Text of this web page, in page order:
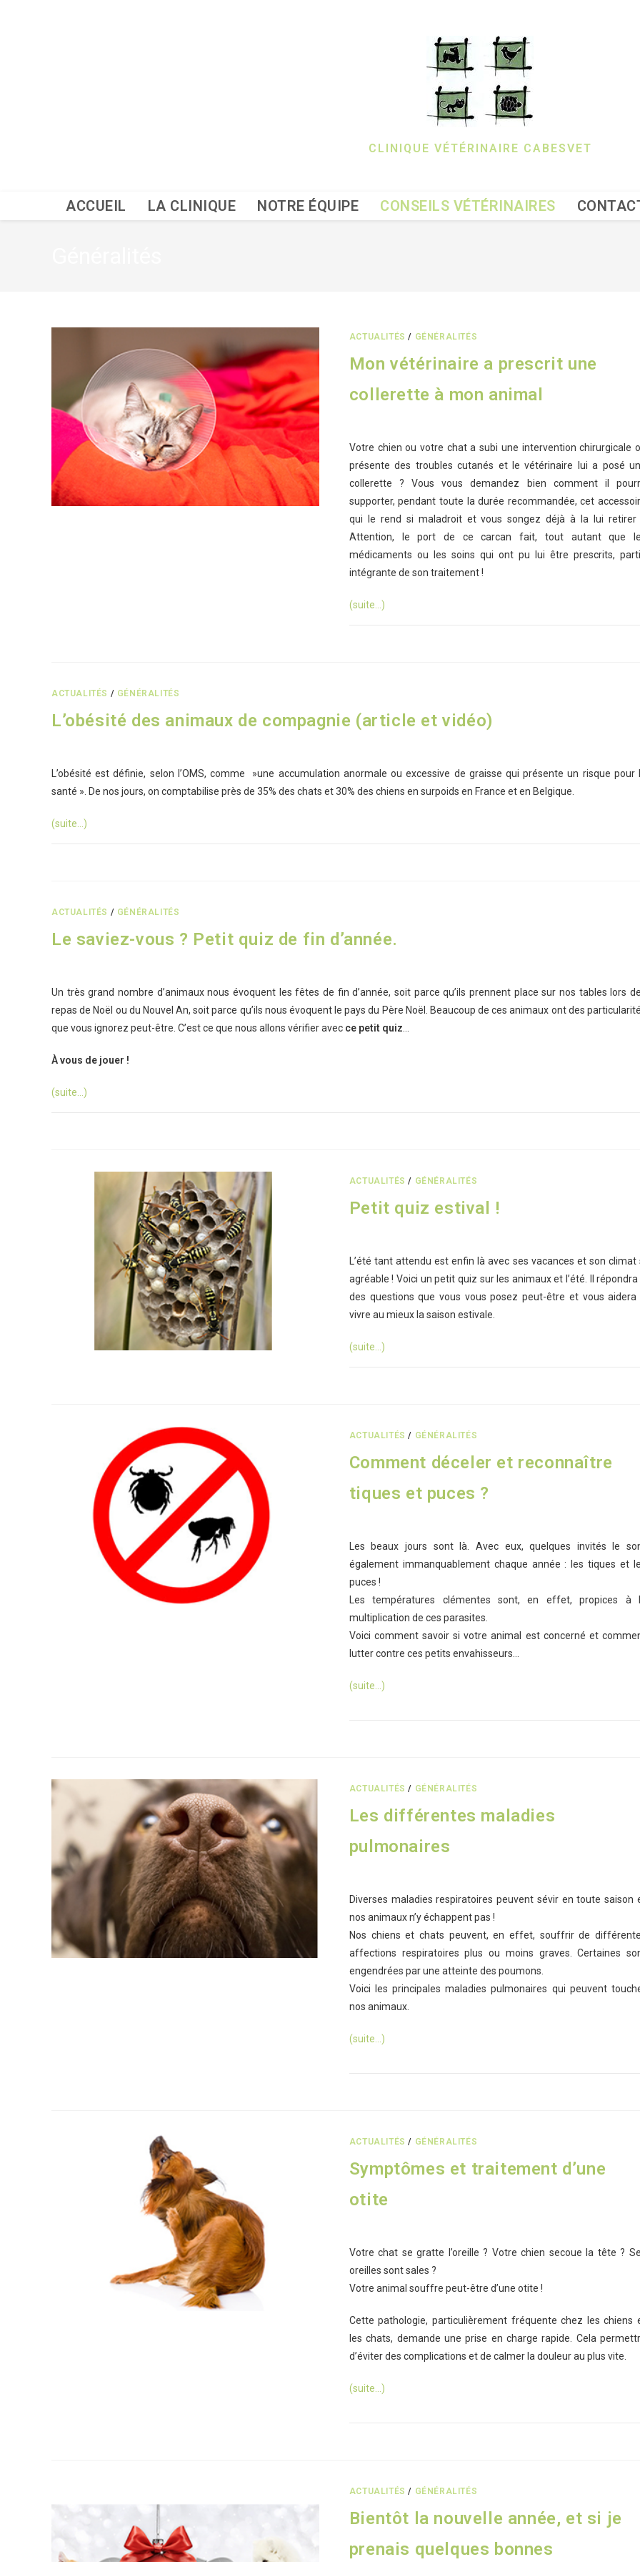
CLINIQUE VÉTÉRINAIRE CABESVET
ACCUEIL LA CLINIQUE NOTRE ÉQUIPE CONSEILS VÉTÉRINAIRES
ACTUALITÉS / GÉNÉRALITÉS
Mon vétérinaire a prescrit une
collerette à mon animal
Votre chien ou votre chat a subi une intervention chirurgicale
présente des troubles cutanés et le vétérinaire lui a posé
collerette ? Vous vous demandez bien comment il
supporter, pendant toute la durée recommandée, cet
qui le rend si maladroit et vous songez déjà à la lui retirer
Attention, le port de ce carcan fait, tout autant que
médicaments ou les soins qui ont pu lui être prescrits,
intégrante de son traitement !
(suite…)
ACTUALITÉS / GÉNÉRALITÉS
L’obésité des animaux de compagnie (article et vidéo)
L’obésité est définie, selon l’OMS, comme »une accumulation anormale ou excessive de graisse qui présente un risque pour
santé ». De nos jours, on comptabilise près de 35% des chats et 30% des chiens en surpoids en France et en Belgique.
(suite…)
ACTUALITÉS / GÉNÉRALITÉS
Le saviez-vous ? Petit quiz de fin d’année.
Un très grand nombre d’animaux nous évoquent les fêtes de fin d’année, soit parce qu’ils prennent place sur nos tables lors
repas de Noël ou du Nouvel An, soit parce qu’ils nous évoquent le pays du Père Noël. Beaucoup de ces animaux ont des
que vous ignorez peut-être. C’est ce que nous allons vérifier avec ce petit quiz
À vous de jouer !
(suite…)
ACTUALITÉS / GÉNÉRALITÉS
Petit quiz estival !
L’été tant attendu est enfin là avec ses vacances et son climat
agréable ! Voici un petit quiz sur les animaux et l’été. Il répondra
des questions que vous vous posez peut-être et vous aidera
vivre au mieux la saison estivale.
(suite…)
ACTUALITÉS / GÉNÉRALITÉS
Comment déceler et reconnaître
tiques et puces ?
Les beaux jours sont là. Avec eux, quelques invités le
également immanquablement chaque année : les tiques et
puces !
Les températures clémentes sont, en effet, propices à
multiplication de ces parasites.
Voici comment savoir si votre animal est concerné et
lutter contre ces petits envahisseurs…
(suite…)
ACTUALITÉS / GÉNÉRALITÉS
Les différentes maladies
pulmonaires
Diverses maladies respiratoires peuvent sévir en toute saison
nos animaux n’y échappent pas !
Nos chiens et chats peuvent, en effet, souffrir de
affections respiratoires plus ou moins graves. Certaines
engendrées par une atteinte des poumons.
Voici les principales maladies pulmonaires qui peuvent
nos animaux.
(suite…)
ACTUALITÉS / GÉNÉRALITÉS
Symptômes et traitement d’une
otite
Votre chat se gratte l’oreille ? Votre chien secoue la tête ?
oreilles sont sales ?
Votre animal souffre peut-être d’une otite !
Cette pathologie, particulièrement fréquente chez les chiens
les chats, demande une prise en charge rapide. Cela
d’éviter des complications et de calmer la douleur au plus vite.
(suite…)
ACTUALITÉS / GÉNÉRALITÉS
Bientôt la nouvelle année, et si je
prenais quelques bonnes